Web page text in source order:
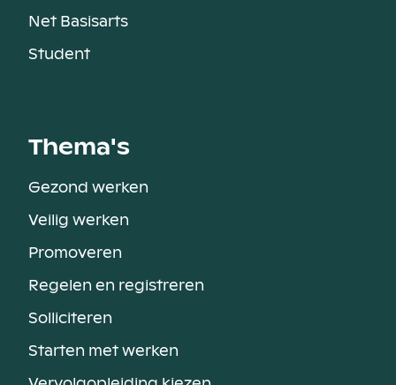
Net Basisarts
Student
Thema's
Gezond werken
Veilig werken
Promoveren
Regelen en registreren
Solliciteren
Starten met werken